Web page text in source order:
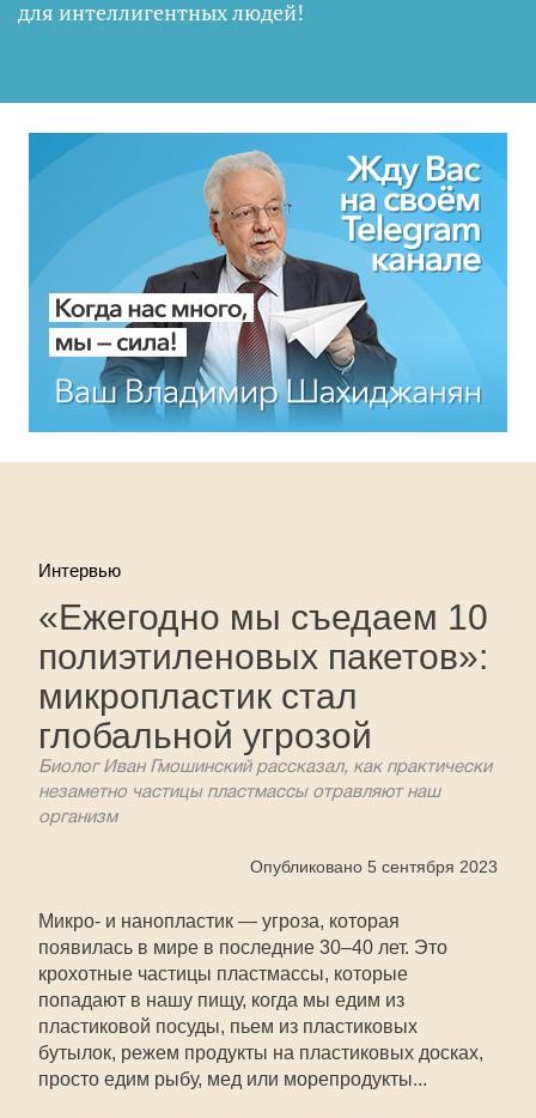
для интеллигентных людей!
Интервью
«Ежегодно мы съедаем 10
полиэтиленовых пакетов»:
микропластик стал
глобальной угрозой
Биолог Иван Гмошинский рассказал, как практически
незаметно частицы пластмассы отравляют наш
организм
Опубликовано 5 сентября 2023
Микро- и нанопластик — угроза, которая
появилась в мире в последние 30–40 лет. Это
крохотные частицы пластмассы, которые
попадают в нашу пищу, когда мы едим из
пластиковой посуды, пьем из пластиковых
бутылок, режем продукты на пластиковых досках,
просто едим рыбу, мед или морепродукты...